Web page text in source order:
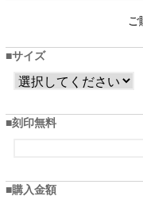
ご
サイズ
刻印無料
購入金額